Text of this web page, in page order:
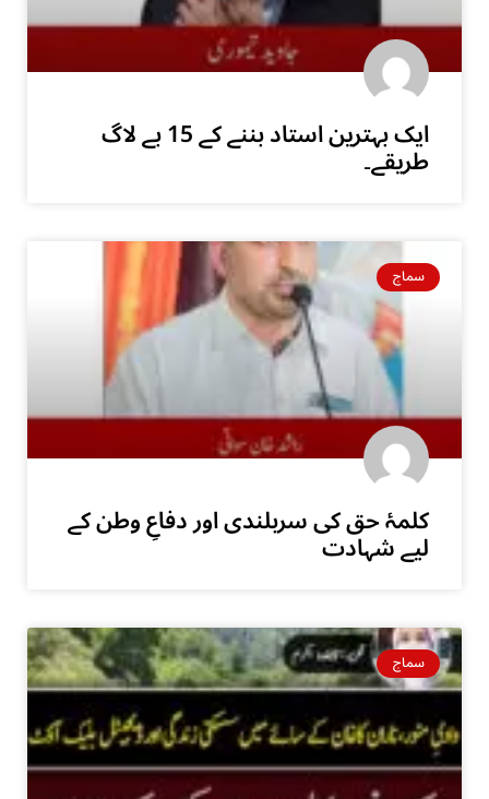
ایک بہترین استاد بننے کے 15 بے لاگ
طریقے۔
سماج
کلمۂ حق کی سربلندی اور دفاعِ وطن کے
لیے شہادت
سماج